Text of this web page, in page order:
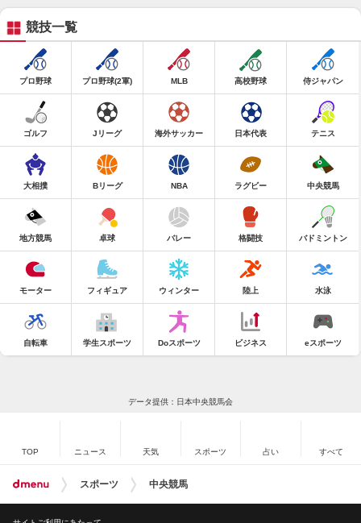
競技一覧
プロ野球 プロ野球(2軍) MLB 高校野球 侍ジャパン
ゴルフ Jリーグ 海外サッカー 日本代表 テニス
大相撲 Bリーグ NBA ラグビー 中央競馬
地方競馬 卓球 バレー 格闘技 バドミントン
モーター フィギュア ウィンター 陸上 水泳
自転車 学生スポーツ Doスポーツ ビジネス eスポーツ
データ提供：日本中央競馬会
TOP ニュース 天気 スポーツ 占い すべて
スポーツ 中央競馬